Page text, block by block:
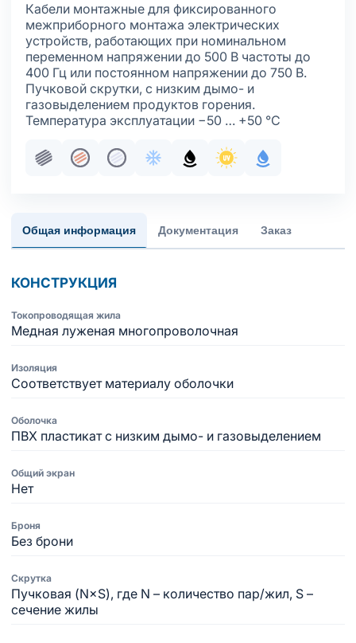
Кабели монтажные для фиксированного
межприборного монтажа электрических
устройств, работающих при номинальном
переменном напряжении до 500 В частоты до
400 Гц или постоянном напряжении до 750 В.
Пучковой скрутки, с низким дымо- и
газовыделением продуктов горения.
Температура эксплуатации −50 … +50 °С
Пучковая скрутка
Жила медная многопроволочная
Жила медная многопроволочная
Хладостойкое исполнение
Маслобензостойкое
Стойкость к
С
Общая информация Документация Заказ
КОНСТРУКЦИЯ
Токопроводящая жила
Медная луженая многопроволочная
Изоляция
Соответствует материалу оболочки
Оболочка
ПВХ пластикат с низким дымо- и газовыделением
Общий экран
Нет
Броня
Без брони
Скрутка
Пучковая (N×S), где N – количество пар/жил, S –
сечение жилы